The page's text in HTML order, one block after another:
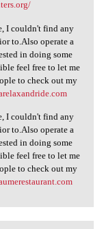
I couldn't find any
to.Also operate a
in doing some
feel free to let me
to check out my
I couldn't find any
to.Also operate a
in doing some
feel free to let me
to check out my